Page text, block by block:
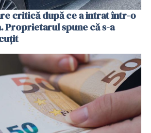
critică după ce a intrat într-o
Proprietarul spune că s-a